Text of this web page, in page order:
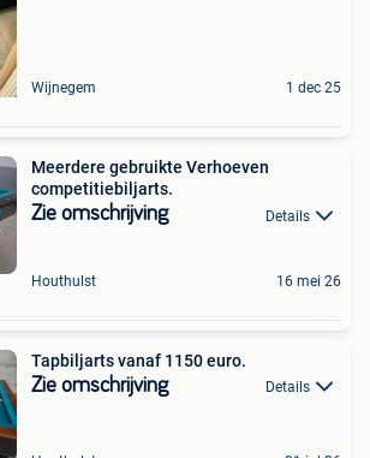
Wijnegem 1 dec 25
Meerdere gebruikte Verhoeven
competitiebiljarts.
Zie omschrijving Details
Houthulst 16 mei 26
Tapbiljarts vanaf 1150 euro.
Zie omschrijving Details